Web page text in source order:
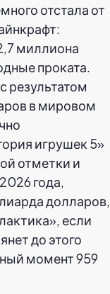
отстала от
миллиона
проката.
результатом
в мировом
игрушек 5»
отметки и
года,
долларов,
если
до этого
момент 959